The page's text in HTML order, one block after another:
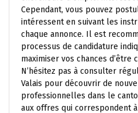
Cependant, vous pouvez
intéressent en suivant les
chaque annonce. Il est
processus de candidature
maximiser vos chances
N’hésitez pas à consulter
Valais pour découvrir de
professionnelles dans le
aux offres qui correspondent